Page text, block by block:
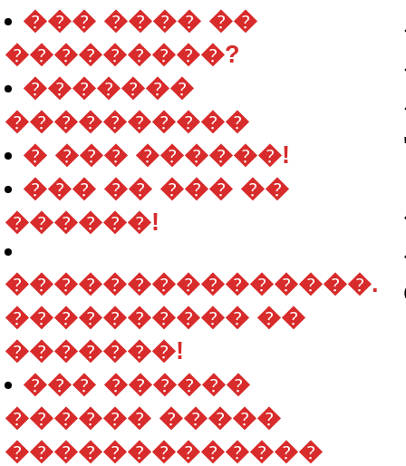
��� ���� ��
���������?
�������
����������
� ��� ������!
��� �� ��� ��
������!
���������������.
���������� ��
�������!
��� ������
������ �����
�������������